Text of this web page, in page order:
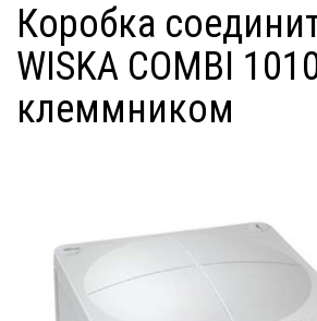
Коробка
WISKA COMBI
клеммником